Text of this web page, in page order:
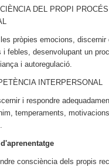
DEL PROPI PROCÉS
les pròpies emocions, discernir
i febles, desenvolupant un
i autoregulació.
INTERPERSONAL
i respondre
temperaments,
consciència dels propis